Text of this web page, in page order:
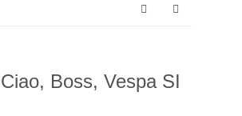
Boss, Vespa SI